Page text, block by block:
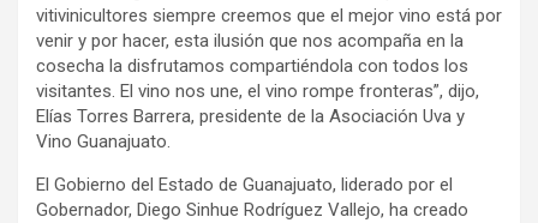
vitivinicultores siempre creemos que el mejor vino está por
venir y por hacer, esta ilusión que nos acompaña en la
cosecha la disfrutamos compartiéndola con todos los
visitantes. El vino nos une, el vino rompe fronteras”, dijo,
Elías Torres Barrera, presidente de la Asociación Uva y
Vino Guanajuato.
El Gobierno del Estado de Guanajuato, liderado por el
Gobernador, Diego Sinhue Rodríguez Vallejo, ha creado